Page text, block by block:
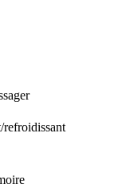
refroidissant